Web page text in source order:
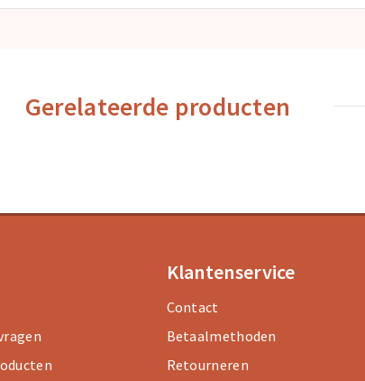
Gerelateerde producten
Klantenservice
Contact
Betaalmethoden
Retourneren